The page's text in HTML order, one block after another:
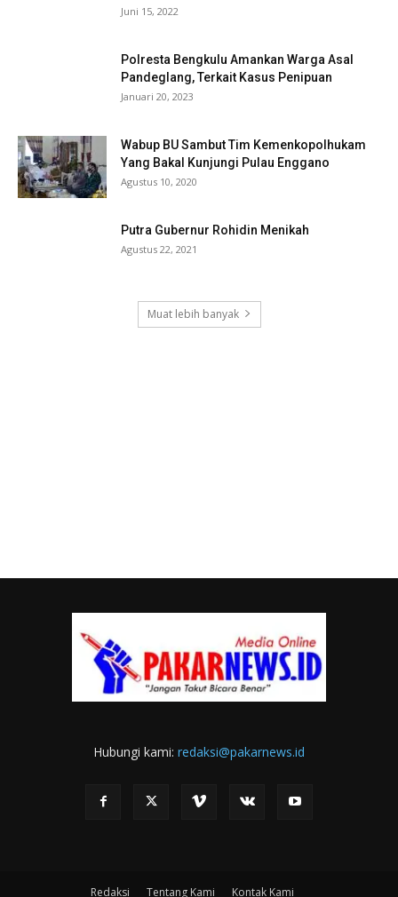
Juni 15, 2022
Polresta Bengkulu Amankan Warga Asal
Pandeglang, Terkait Kasus Penipuan
Januari 20, 2023
Wabup BU Sambut Tim Kemenkopolhukam
Yang Bakal Kunjungi Pulau Enggano
Agustus 10, 2020
Putra Gubernur Rohidin Menikah
Agustus 22, 2021
Muat lebih banyak
Hubungi kami: redaksi@pakarnews.id
Redaksi Tentang Kami Kontak Kami